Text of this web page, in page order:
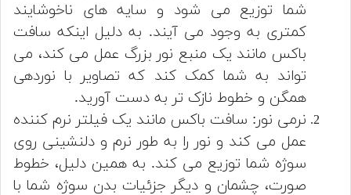
شما توزیع می شود و سایه های ناخوشایند
کمتری به وجود می آیند. به دلیل اینکه سافت
باکس مانند یک منبع نور بزرگ عمل می کند، می
تواند به شما کمک کند که تصاویر با نوردهی
همگن و خطوط نازک تر به دست آورید.
نرمی نور: سافت باکس مانند یک فیلتر نرم کننده
عمل می کند و نور را به طور نرم و دلنشینی روی
سوژه شما توزیع می کند. به همین دلیل، خطوط
صورت، چشمان و دیگر جزئیات بدن سوژه شما با